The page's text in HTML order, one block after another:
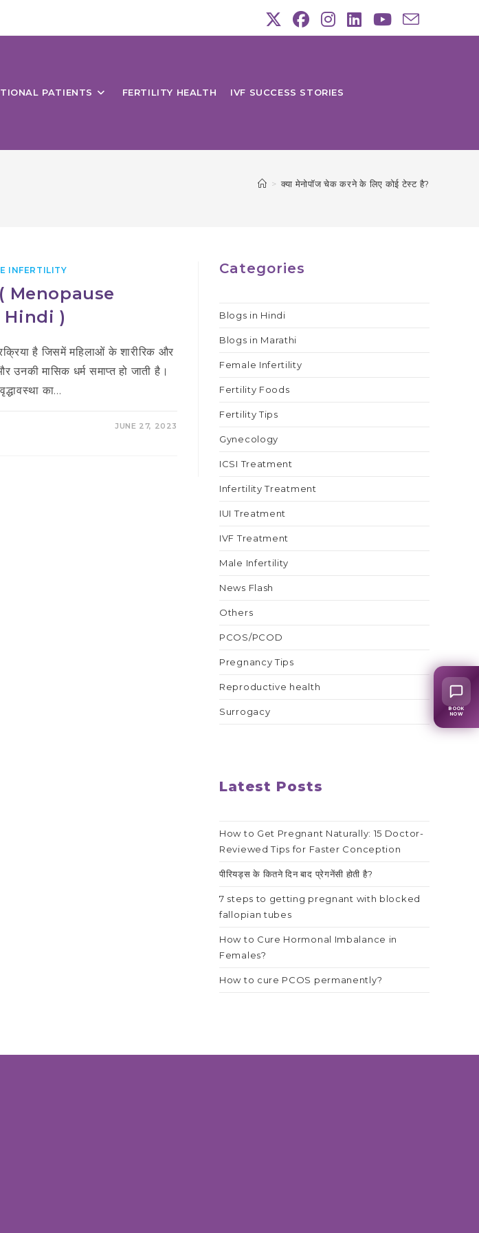
PATIENTS FERTILITY HEALTH IVF SUCCESS STORIES
> क्या मेनोपॉज चेक करने के लिए कोई टेस्ट है?
INFERTILITY
( Menopause
)
है जिसमें महिलाओं के शारीरिक और
उनकी मासिक धर्म समाप्त हो जाती है।
का…
JUNE 27, 2023
Categories
Blogs in Hindi
Blogs in Marathi
Female Infertility
Fertility Foods
Fertility Tips
Gynecology
ICSI Treatment
Infertility Treatment
IUI Treatment
IVF Treatment
Male Infertility
News Flash
Others
PCOS/PCOD
Pregnancy Tips
Reproductive health
Surrogacy
Latest Posts
How to Get Pregnant Naturally: 15 Doctor-
Reviewed Tips for Faster Conception
पीरियड्स के कितने दिन बाद प्रेगनेंसी होती है?
7 steps to getting pregnant with blocked
fallopian tubes
How to Cure Hormonal Imbalance in
Females?
How to cure PCOS permanently?
BOOK
NOW